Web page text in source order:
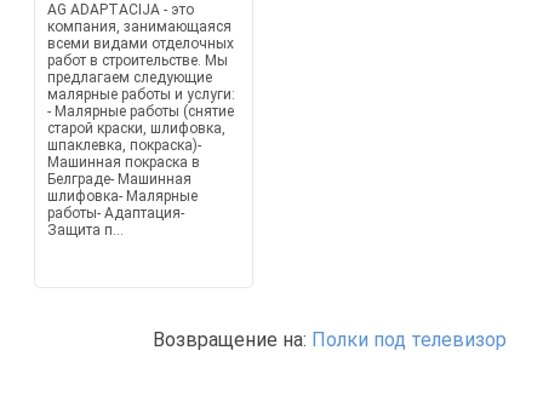
AG ADAPTACIJA - это
компания, занимающаяся
всеми видами отделочных
работ в строительстве. Мы
предлагаем следующие
малярные работы и услуги:
- Малярные работы (снятие
старой краски, шлифовка,
шпаклевка, покраска)-
Машинная покраска в
Белграде- Машинная
шлифовка- Малярные
работы- Адаптация-
Защита п...
Возвращение на: Полки под телевизор